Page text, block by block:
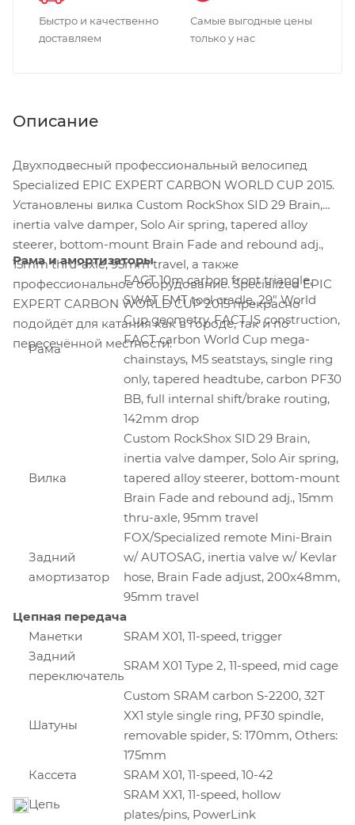
Быстро и качественно
доставляем
Самые выгодные цены
только у нас
Описание
Двухподвесный профессиональный велосипед
Specialized EPIC EXPERT CARBON WORLD CUP 2015.
Установлены вилка Custom RockShox SID 29 Brain,
inertia valve damper, Solo Air spring, tapered alloy
steerer, bottom-mount Brain Fade and rebound adj.,
15mm thru-axle, 95mm travel, а также
профессиональное оборудование. Specialized EPIC
EXPERT CARBON WORLD CUP 2015 прекрасно
подойдёт для катания как в городе, так и по
пересечённой местности.
Рама и амортизаторы
Рама
FACT 10m carbon front triangle,
SWAT EMT tool cradle, 29" World
Cup geometry, FACT IS construction,
FACT carbon World Cup mega-
chainstays, M5 seatstays, single ring
only, tapered headtube, carbon PF30
BB, full internal shift/brake routing,
142mm drop
Вилка
Custom RockShox SID 29 Brain,
inertia valve damper, Solo Air spring,
tapered alloy steerer, bottom-mount
Brain Fade and rebound adj., 15mm
thru-axle, 95mm travel
Задний
амортизатор
FOX/Specialized remote Mini-Brain
w/ AUTOSAG, inertia valve w/ Kevlar
hose, Brain Fade adjust, 200x48mm,
95mm travel
Цепная передача
Манетки
SRAM X01, 11-speed, trigger
Задний
переключатель
SRAM X01 Type 2, 11-speed, mid cage
Шатуны
Custom SRAM carbon S-2200, 32T
XX1 style single ring, PF30 spindle,
removable spider, S: 170mm, Others:
175mm
Кассета
SRAM X01, 11-speed, 10-42
Цепь
SRAM XX1, 11-speed, hollow
plates/pins, PowerLink